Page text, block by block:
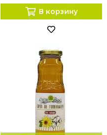
В корзину